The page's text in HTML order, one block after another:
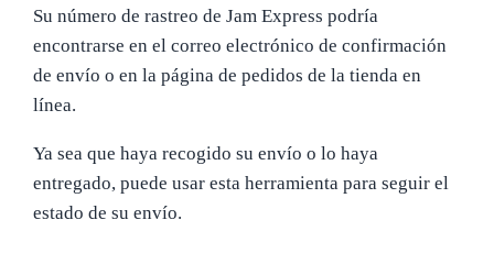
Su número de rastreo de Jam Express podría
encontrarse en el correo electrónico de confirmación
de envío o en la página de pedidos de la tienda en
línea.
Ya sea que haya recogido su envío o lo haya
entregado, puede usar esta herramienta para seguir el
estado de su envío.